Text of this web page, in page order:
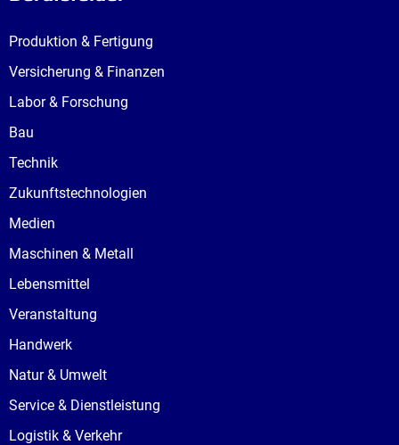
Produktion & Fertigung
Versicherung & Finanzen
Labor & Forschung
Bau
Technik
Zukunftstechnologien
Medien
Maschinen & Metall
Lebensmittel
Veranstaltung
Handwerk
Natur & Umwelt
Service & Dienstleistung
Logistik & Verkehr